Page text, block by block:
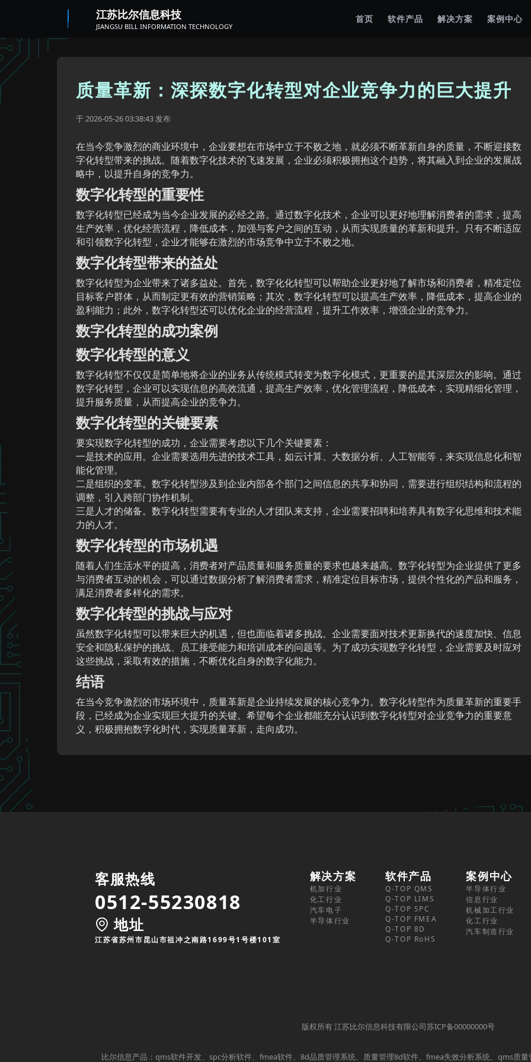
江苏比尔信息科技
JIANGSU BILL INFORMATION TECHNOLOGY
首页 软件产品 解决方案 案例中心
质量革新：深探数字化转型对企业竞争力的巨大提升
于2026-05-26 03:38:43 发布
在当今竞争激烈的商业环境中，企业要想在市场中立于不败之地，就必须不断革新自身的质量，不断迎接数
字化转型带来的挑战。随着数字化技术的飞速发展，企业必须积极拥抱这个趋势，将其融入到企业的发展战
略中，以提升自身的竞争力。
数字化转型的重要性
数字化转型已经成为当今企业发展的必经之路。通过数字化技术，企业可以更好地理解消费者的需求，提高
生产效率，优化经营流程，降低成本，加强与客户之间的互动，从而实现质量的革新和提升。只有不断适应
和引领数字化转型，企业才能够在激烈的市场竞争中立于不败之地。
数字化转型带来的益处
数字化转型为企业带来了诸多益处。首先，数字化化转型可以帮助企业更好地了解市场和消费者，精准定位
目标客户群体，从而制定更有效的营销策略；其次，数字化转型可以提高生产效率，降低成本，提高企业的
盈利能力；此外，数字化转型还可以优化企业的经营流程，提升工作效率，增强企业的竞争力。
数字化转型的成功案例
数字化转型的意义
数字化转型不仅仅是简单地将企业的业务从传统模式转变为数字化模式，更重要的是其深层次的影响。通过
数字化转型，企业可以实现信息的高效流通，提高生产效率，优化管理流程，降低成本，实现精细化管理，
提升服务质量，从而提高企业的竞争力。
数字化转型的关键要素
要实现数字化转型的成功，企业需要考虑以下几个关键要素：
一是技术的应用。企业需要选用先进的技术工具，如云计算、大数据分析、人工智能等，来实现信息化和智
能化管理。
二是组织的变革。数字化转型涉及到企业内部各个部门之间信息的共享和协同，需要进行组织结构和流程的
调整，引入跨部门协作机制。
三是人才的储备。数字化转型需要有专业的人才团队来支持，企业需要招聘和培养具有数字化思维和技术能
力的人才。
数字化转型的市场机遇
随着人们生活水平的提高，消费者对产品质量和服务质量的要求也越来越高。数字化转型为企业提供了更多
与消费者互动的机会，可以通过数据分析了解消费者需求，精准定位目标市场，提供个性化的产品和服务，
满足消费者多样化的需求。
数字化转型的挑战与应对
虽然数字化转型可以带来巨大的机遇，但也面临着诸多挑战。企业需要面对技术更新换代的速度加快、信息
安全和隐私保护的挑战、员工接受能力和培训成本的问题等。为了成功实现数字化转型，企业需要及时应对
这些挑战，采取有效的措施，不断优化自身的数字化能力。
结语
在当今竞争激烈的市场环境中，质量革新是企业持续发展的核心竞争力。数字化转型作为质量革新的重要手
段，已经成为企业实现巨大提升的关键。希望每个企业都能充分认识到数字化转型对企业竞争力的重要意
义，积极拥抱数字化时代，实现质量革新，走向成功。
客服热线
0512-55230818
地址
江苏省苏州市昆山市祖冲之南路1699号1号楼101室
解决方案
机加行业
化工行业
汽车电子
半导体行业
软件产品
Q-TOP QMS
Q-TOP LIMS
Q-TOP SPC
Q-TOP FMEA
Q-TOP 8D
Q-TOP RoHS
案例中心
半导体行业
信息行业
机械加工行业
化工行业
汽车制造行业
版权所有 江苏比尔信息科技有限公司苏ICP备00000000号
比尔信息产品：qms软件开发、spc分析软件、fmea软件、8d品质管理系统、质量管理8d软件、fmea失效分析系统、qms质